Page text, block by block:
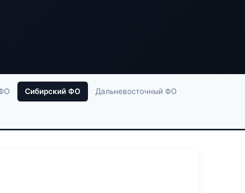
Сибирский ФО Дальневосточный ФО